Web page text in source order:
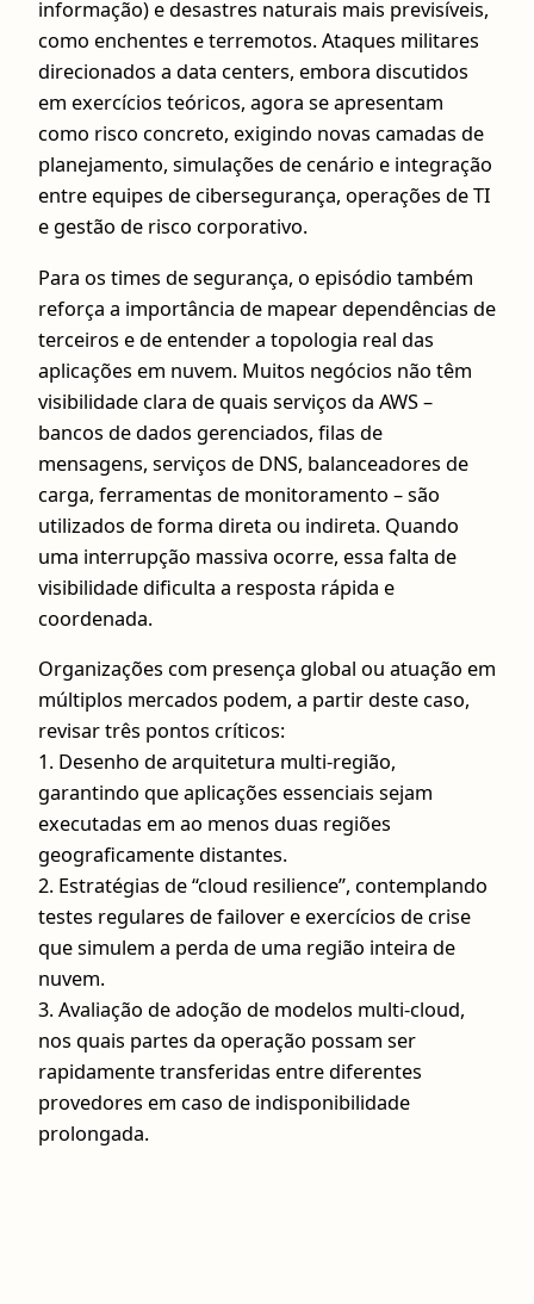
informação) e desastres naturais mais previsíveis,
como enchentes e terremotos. Ataques militares
direcionados a data centers, embora discutidos
em exercícios teóricos, agora se apresentam
como risco concreto, exigindo novas camadas de
planejamento, simulações de cenário e integração
entre equipes de cibersegurança, operações de TI
e gestão de risco corporativo.
Para os times de segurança, o episódio também
reforça a importância de mapear dependências de
terceiros e de entender a topologia real das
aplicações em nuvem. Muitos negócios não têm
visibilidade clara de quais serviços da AWS –
bancos de dados gerenciados, filas de
mensagens, serviços de DNS, balanceadores de
carga, ferramentas de monitoramento – são
utilizados de forma direta ou indireta. Quando
uma interrupção massiva ocorre, essa falta de
visibilidade dificulta a resposta rápida e
coordenada.
Organizações com presença global ou atuação em
múltiplos mercados podem, a partir deste caso,
revisar três pontos críticos:
1. Desenho de arquitetura multi-região,
garantindo que aplicações essenciais sejam
executadas em ao menos duas regiões
geograficamente distantes.
2. Estratégias de “cloud resilience”, contemplando
testes regulares de failover e exercícios de crise
que simulem a perda de uma região inteira de
nuvem.
3. Avaliação de adoção de modelos multi-cloud,
nos quais partes da operação possam ser
rapidamente transferidas entre diferentes
provedores em caso de indisponibilidade
prolongada.